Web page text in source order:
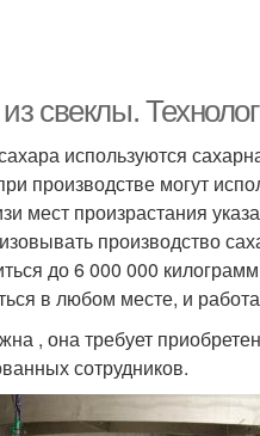
свеклы.
используются
производстве могут
мест произрастания
производство
до 6 000 000
в любом месте, и
, она требует
сотрудников.